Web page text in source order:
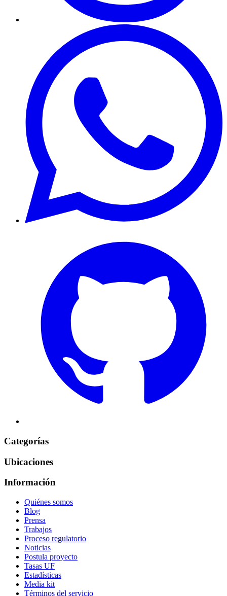
Categorías
Ubicaciones
Información
Quiénes somos
Blog
Prensa
Trabajos
Proceso regulatorio
Noticias
Postula proyecto
Tasas UF
Estadísticas
Media kit
Términos del servicio